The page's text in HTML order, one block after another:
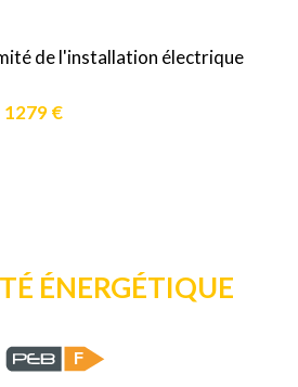
de l'installation électrique
1279 €
ÉNERGÉTIQUE
F